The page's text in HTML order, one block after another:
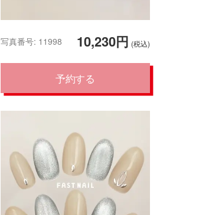
10,230円 (税込)
写真番号: 11998
予約する